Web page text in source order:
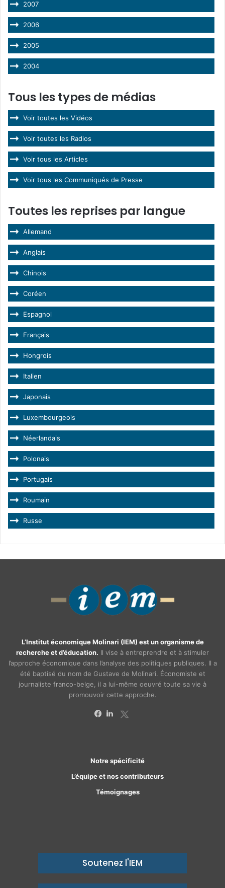
2007
2006
2005
2004
Tous les types de médias
Voir toutes les Vidéos
Voir toutes les Radios
Voir tous les Articles
Voir tous les Communiqués de Presse
Toutes les reprises par langue
Allemand
Anglais
Chinois
Coréen
Espagnol
Français
Hongrois
Italien
Japonais
Luxembourgeois
Néerlandais
Polonais
Portugais
Roumain
Russe
L’Institut économique Molinari (IEM) est un organisme de
recherche et d’éducation. Il vise à entreprendre et à stimuler
l’approche économique dans l’analyse des politiques publiques. Il a
été baptisé du nom de Gustave de Molinari. Économiste et
journaliste franco-belge, il a lui-même oeuvré toute sa vie à
promouvoir cette approche.
Notre spécificité
L’équipe et nos contributeurs
Témoignages
Soutenez l'IEM